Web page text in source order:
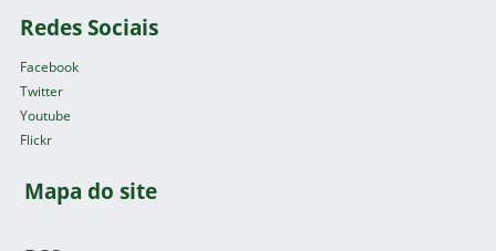
Redes Sociais
Facebook
Twitter
Youtube
Flickr
Mapa do site